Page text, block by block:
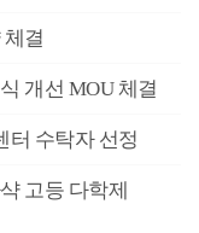
결
개선 MOU 체결
터 수탁자 선정
고등 다학제